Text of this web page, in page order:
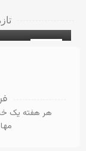
هر هفته یک